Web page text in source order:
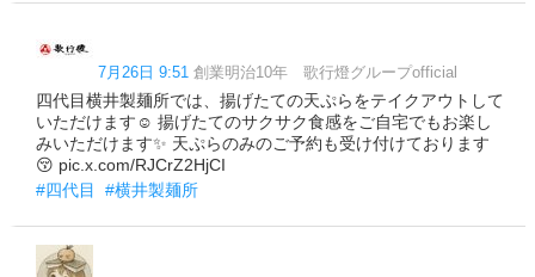
7月26日 9:51 創業明治10年 歌行燈グループofficial
四代目横井製麺所では、揚げたての天ぷらをテイクアウトして
いただけます☺️ 揚げたてのサクサク食感をご自宅でもお楽し
みいただけます✨ 天ぷらのみのご予約も受け付けております
😚 pic.x.com/RJCrZ2HjCI
#四代目
#横井製麺所